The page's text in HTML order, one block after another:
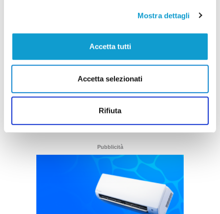
Mostra dettagli
Accetta tutti
Accetta selezionati
Rifiuta
Comitato sicurezza
di Pierluigi Dorotei
Pubblicità